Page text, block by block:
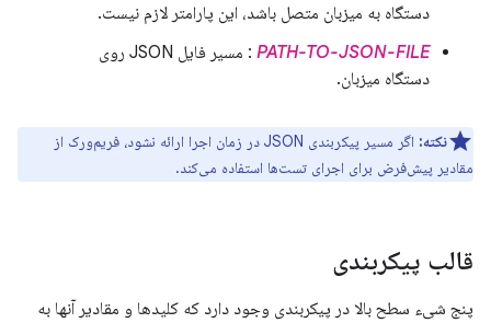
دستگاه به میزبان متصل باشد، این پارامتر لازم نیست.
PATH-TO-JSON-FILE
: مسیر فایل JSON روی
دستگاه میزبان.
نکته:
اگر مسیر پیکربندی JSON در زمان اجرا ارائه نشود، فریم‌ورک از
مقادیر پیش‌فرض برای اجرای تست‌ها استفاده می‌کند.
قالب پیکربندی
پنج شیء سطح بالا در پیکربندی وجود دارد که کلیدها و مقادیر آنها به